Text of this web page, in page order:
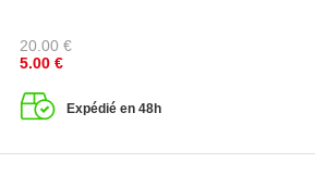
20.00 €
5.00 €
Expédié en 48h